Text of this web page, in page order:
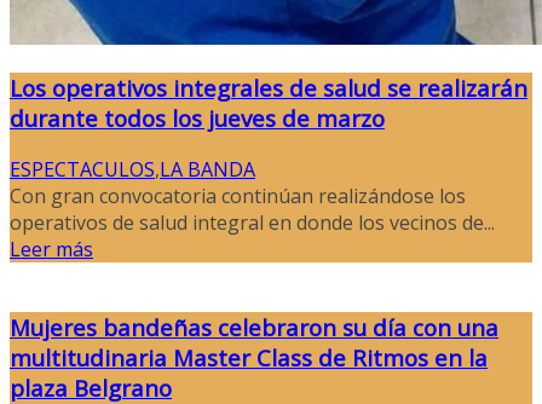
Los operativos integrales de salud se realizarán
durante todos los jueves de marzo
ESPECTACULOS,LA BANDA
Con gran convocatoria continúan realizándose los
operativos de salud integral en donde los vecinos de...
Leer más
Mujeres bandeñas celebraron su día con una
multitudinaria Master Class de Ritmos en la
plaza Belgrano